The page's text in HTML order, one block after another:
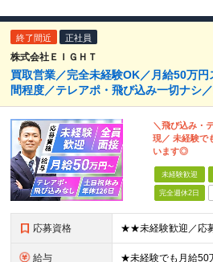
終了間近 正社員
株式会社ＥＩＧＨＴ
買取営業／完全未経験OK／月給50万
間程度／テレアポ・飛び込み一切ナシ
＼飛び込み・
現／ 未経験で
います◎
未経験歓迎
完全週休2日
応募資格
給与